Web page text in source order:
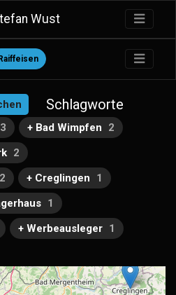
Wust
Raiffeisen
Schlagworte
3 + Bad Wimpfen
2
2
2 + Creglingen
1
1
+ Werbeausleger 1